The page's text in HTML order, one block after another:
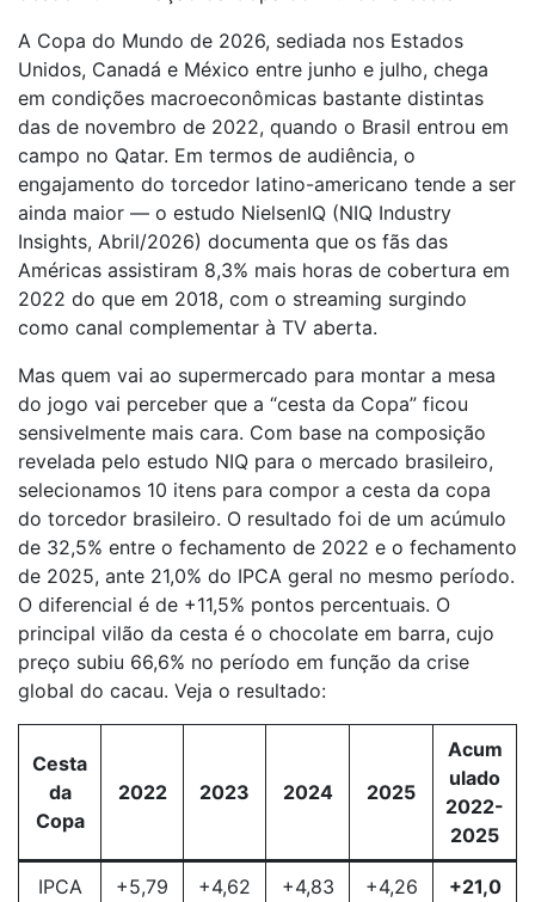
A Copa do Mundo de 2026, sediada nos Estados
Unidos, Canadá e México entre junho e julho, chega
em condições macroeconômicas bastante distintas
das de novembro de 2022, quando o Brasil entrou em
campo no Qatar. Em termos de audiência, o
engajamento do torcedor latino-americano tende a ser
ainda maior — o estudo NielsenIQ (NIQ Industry
Insights, Abril/2026) documenta que os fãs das
Américas assistiram 8,3% mais horas de cobertura em
2022 do que em 2018, com o streaming surgindo
como canal complementar à TV aberta.
Mas quem vai ao supermercado para montar a mesa
do jogo vai perceber que a “cesta da Copa” ficou
sensivelmente mais cara. Com base na composição
revelada pelo estudo NIQ para o mercado brasileiro,
selecionamos 10 itens para compor a cesta da copa
do torcedor brasileiro. O resultado foi de um acúmulo
de 32,5% entre o fechamento de 2022 e o fechamento
de 2025, ante 21,0% do IPCA geral no mesmo período.
O diferencial é de +11,5% pontos percentuais. O
principal vilão da cesta é o chocolate em barra, cujo
preço subiu 66,6% no período em função da crise
global do cacau. Veja o resultado:
Cesta
da
Copa
2022 2023 2024 2025
Acum
ulado
2022-
2025
IPCA
+5,79
+4,62
+4,83
+4,26
+21,0